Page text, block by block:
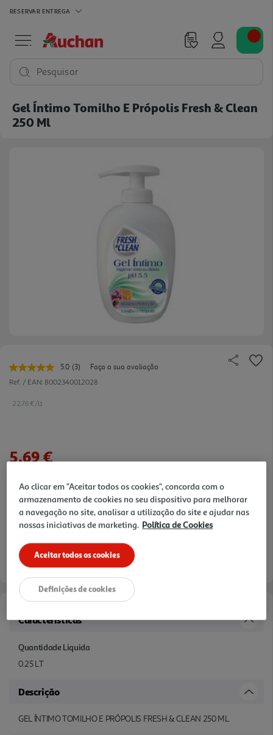
RESERVAR ENTREGA
Pesquisar
Gel Íntimo Tomilho E Própolis Fresh & Clean
250 Ml
5.0 Leu
3
(3)
Faça a sua avaliação
Ref. / EAN: 8002340012028
22.76 €/Lt
5,69 €
Notas de preparação
Características
Quantidade Liquida
0.25 LT
Descrição
GEL ÍNTIMO TOMILHO E PRÓPOLIS FRESH & CLEAN 250 ML
Ao clicar em "Aceitar todos os cookies", concorda com o
armazenamento de cookies no seu dispositivo para melhorar
a navegação no site, analisar a utilização do site e ajudar nas
nossas iniciativas de marketing. Política de Cookies
Aceitar todos os cookies
Definições de cookies